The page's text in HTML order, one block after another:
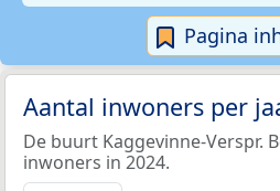
Pagina
Aantal inwoners per
De buurt Kaggevinne-Verspr.
inwoners in 2024.